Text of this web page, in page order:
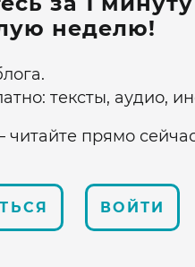
неделю!
тексты, аудио,
прямо
ВОЙТИ